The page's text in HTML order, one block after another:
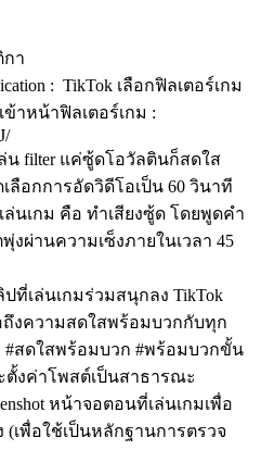
กา
: TikTok เลือกฟิลเตอร์เกม
าหน้าฟิลเตอร์เกม :
น filter แค่ซู้ดโอวัลตินก็สดใส
อกการอัดวิดีโอเป็น 60 วินาที
ล่นเกม คือ ทำเสียงซู้ด โดยพูดคำ
งผ่านความเซ็งภายในเวลา 45
เล่นเกมร่วมสนุกลง TikTok
งความสดใสพร้อมบวกกับทุก
สดใสพร้อมบวก #พร้อมบวกขั้น
งค่าโพสต์เป็นสาธารณะ
หน้าจอตอนที่เล่นเกมเพื่อ
เพื่อใช้เป็นหลักฐานการตรวจ